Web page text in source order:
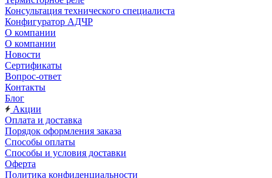
Консультация технического специалиста
Конфигуратор АДЧР
О компании
О компании
Новости
Сертификаты
Вопрос-ответ
Контакты
Блог
Акции
Оплата и доставка
Порядок оформления заказа
Способы оплаты
Способы и условия доставки
Оферта
Политика конфиденциальности